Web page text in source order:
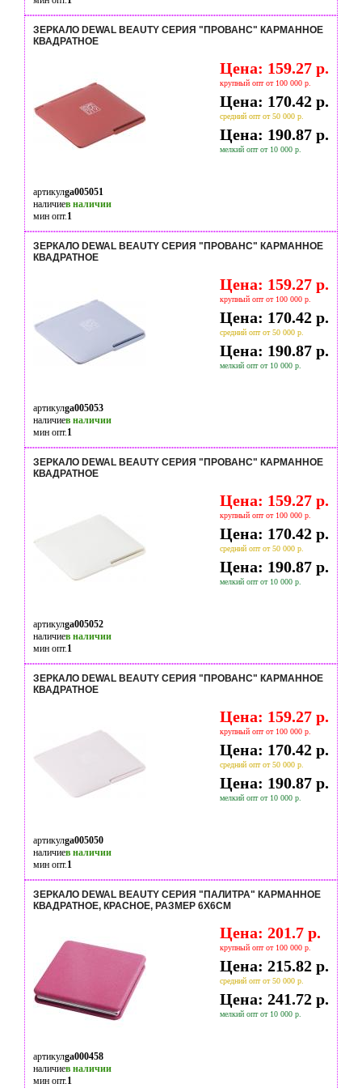
ЗЕРКАЛО DEWAL BEAUTY СЕРИЯ "ПРОВАНС" КАРМАННОЕ
КВАДРАТНОЕ
Цена: 159.27 р.
крупный опт от 100 000 р.
Цена: 170.42 р.
средний опт от 50 000 р.
Цена: 190.87 р.
мелкий опт от 10 000 р.
артикулga005051
наличиев наличии
мин опт.1
ЗЕРКАЛО DEWAL BEAUTY СЕРИЯ "ПРОВАНС" КАРМАННОЕ
КВАДРАТНОЕ
Цена: 159.27 р.
крупный опт от 100 000 р.
Цена: 170.42 р.
средний опт от 50 000 р.
Цена: 190.87 р.
мелкий опт от 10 000 р.
артикулga005053
наличиев наличии
мин опт.1
ЗЕРКАЛО DEWAL BEAUTY СЕРИЯ "ПРОВАНС" КАРМАННОЕ
КВАДРАТНОЕ
Цена: 159.27 р.
крупный опт от 100 000 р.
Цена: 170.42 р.
средний опт от 50 000 р.
Цена: 190.87 р.
мелкий опт от 10 000 р.
артикулga005052
наличиев наличии
мин опт.1
ЗЕРКАЛО DEWAL BEAUTY СЕРИЯ "ПРОВАНС" КАРМАННОЕ
КВАДРАТНОЕ
Цена: 159.27 р.
крупный опт от 100 000 р.
Цена: 170.42 р.
средний опт от 50 000 р.
Цена: 190.87 р.
мелкий опт от 10 000 р.
артикулga005050
наличиев наличии
мин опт.1
ЗЕРКАЛО DEWAL BEAUTY СЕРИЯ "ПАЛИТРА" КАРМАННОЕ
КВАДРАТНОЕ, КРАСНОЕ, РАЗМЕР 6Х6СМ
Цена: 201.7 р.
крупный опт от 100 000 р.
Цена: 215.82 р.
средний опт от 50 000 р.
Цена: 241.72 р.
мелкий опт от 10 000 р.
артикулga000458
наличиев наличии
мин опт.1